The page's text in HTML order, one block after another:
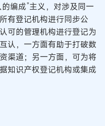
编成”主义，对涉及同一
有登记机构进行同步公
可的管理机构进行登记为
认，一方面有助于打破数
渠道；另一方面，可为将
知识产权登记机构或集成